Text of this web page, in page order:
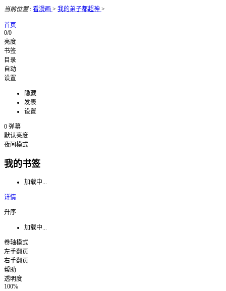
当前位置: 看漫画 > 我的弟子都超神 >
首页
0/0
亮度
书签
目录
自动
设置
隐藏
发表
设置
0 弹幕
默认亮度
夜间模式
我的书签
加载中...
详情
升序
加载中...
卷轴模式
左手翻页
右手翻页
帮助
透明度
100%